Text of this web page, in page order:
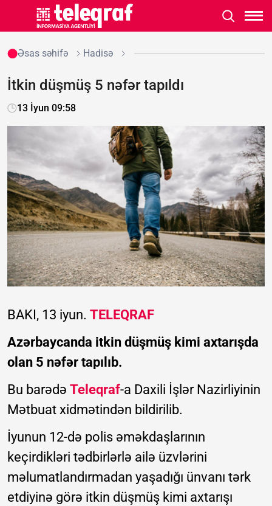
Əsas səhifə Hadisə
İtkin düşmüş 5 nəfər tapıldı
13 İyun 09:58
BAKI, 13 iyun. TELEQRAF
Azərbaycanda itkin düşmüş kimi axtarışda
olan 5 nəfər tapılıb.
Bu barədə Teleqraf-a Daxili İşlər Nazirliyinin
Mətbuat xidmətindən bildirilib.
İyunun 12-də polis əməkdaşlarının
keçirdikləri tədbirlərlə ailə üzvlərini
məlumatlandırmadan yaşadığı ünvanı tərk
etdiyinə görə itkin düşmüş kimi axtarışı